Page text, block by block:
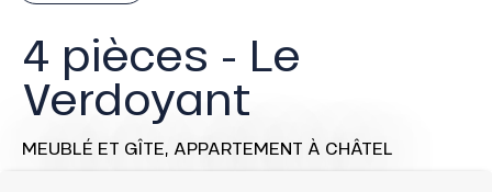
4 pièces - Le
Verdoyant
MEUBLÉ ET GÎTE, APPARTEMENT À CHÂTEL